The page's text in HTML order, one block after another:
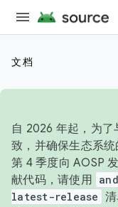
文档
自 2026 年起，为
致，并确保生态系
第 4 季度向 AOSP
献代码，请使用
latest-release